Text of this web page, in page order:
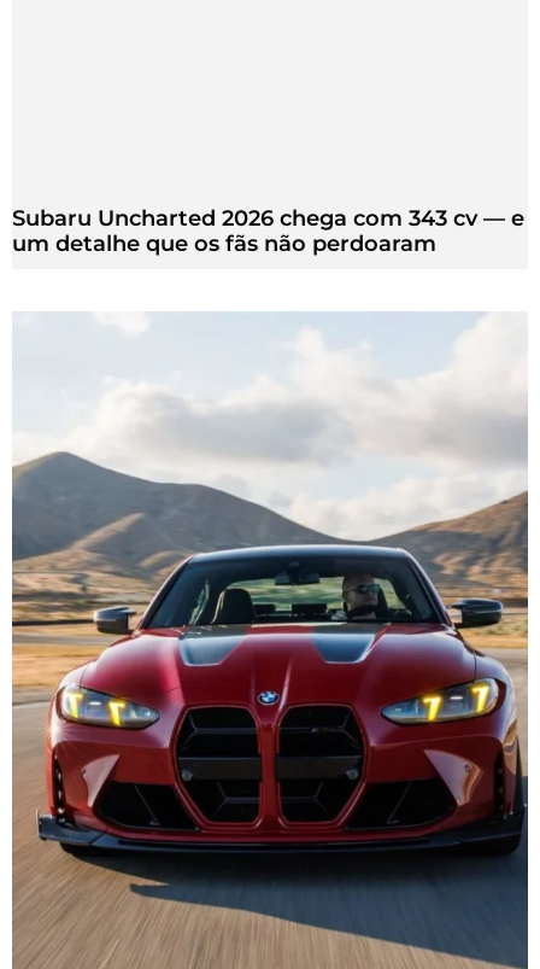
Subaru Uncharted 2026 chega com 343 cv — e
um detalhe que os fãs não perdoaram